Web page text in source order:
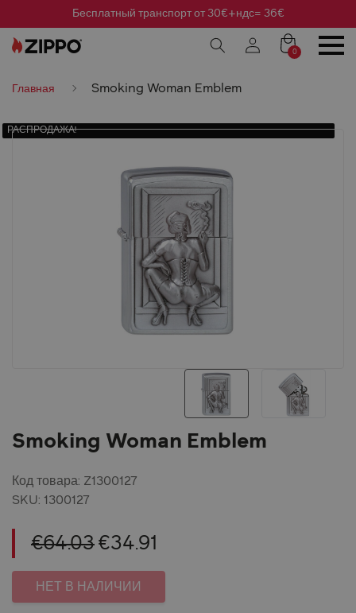
Бесплатный транспорт от 30€+ндс= 36€
0
Главная Smoking Woman Emblem
РАСПРОДАЖА!
Smoking Woman Emblem
Код товара: Z1300127
SKU: 1300127
€64.03 Первоначальная
цена
составляла
€34.91
цена:
€34.91.
НЕТ В НАЛИЧИИ